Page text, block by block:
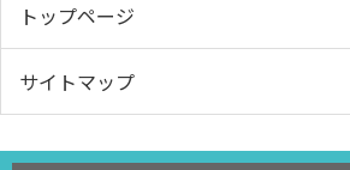
トップページ
サイトマップ